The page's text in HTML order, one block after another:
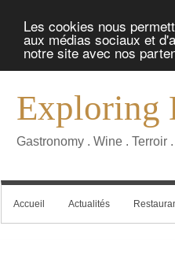
Les cookies nous
aux médias sociaux et
notre site avec nos
Exploring
Gastronomy . Wine . Terroir .
Accueil Actualités